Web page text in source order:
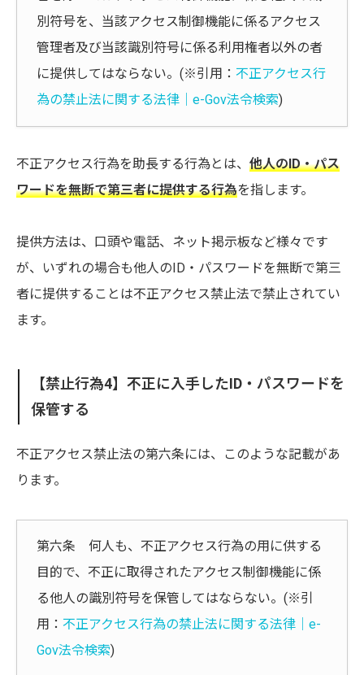
別符号を、当該アクセス制御機能に係るアクセス
管理者及び当該識別符号に係る利用権者以外の者
に提供してはならない。(※引用： 不正アクセス行
為の禁止法に関する法律｜e-Gov法令検索)
不正アクセス行為を助長する行為とは、 他人のID・パス
ワードを無断で第三者に提供する行為を指します。
提供方法は、口頭や電話、ネット掲示板など様々です
が、いずれの場合も他人のID・パスワードを無断で第三
者に提供することは不正アクセス禁止法で禁止されてい
ます。
【禁止行為4】不正に入手したID・パスワードを
保管する
不正アクセス禁止法の第六条には、このような記載があ
ります。
第六条 何人も、不正アクセス行為の用に供する
目的で、不正に取得されたアクセス制御機能に係
る他人の識別符号を保管してはならない。(※引
用： 不正アクセス行為の禁止法に関する法律｜e-
Gov法令検索)